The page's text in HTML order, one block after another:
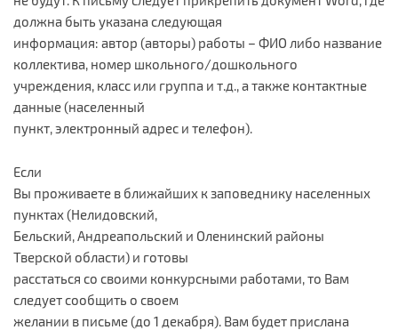
должна быть указана следующая
информация: автор (авторы) работы – ФИО либо название
коллектива, номер школьного/дошкольного
учреждения, класс или группа и т.д., а также контактные
данные (населенный
пункт, электронный адрес и телефон).
Если
Вы проживаете в ближайших к заповеднику населенных
пунктах (Нелидовский,
Бельский, Андреапольский и Оленинский районы
Тверской области) и готовы
расстаться со своими конкурсными работами, то Вам
следует сообщить о своем
желании в письме (до 1 декабря). Вам будет прислана